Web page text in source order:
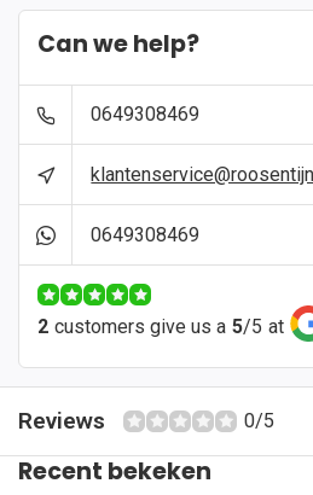
Can we help?
0649308469
0649308469
2 customers give us a 5/5 at
Reviews 0/5
Recent bekeken